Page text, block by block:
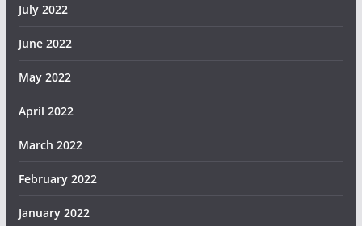
July 2022
June 2022
May 2022
April 2022
March 2022
February 2022
January 2022